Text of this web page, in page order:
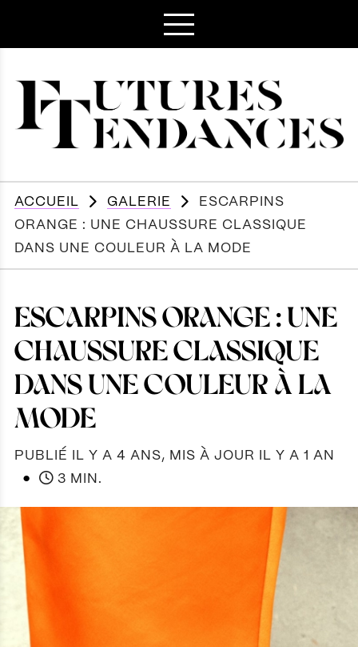
ACCUEIL GALERIE
ESCARPINS
ORANGE : UNE CHAUSSURE CLASSIQUE
DANS UNE COULEUR À LA MODE
ESCARPINS ORANGE : UNE
CHAUSSURE CLASSIQUE
DANS UNE COULEUR À LA
MODE
PUBLIÉ IL Y A 4 ANS, MIS À JOUR IL Y A 1 AN
●
3 MIN.